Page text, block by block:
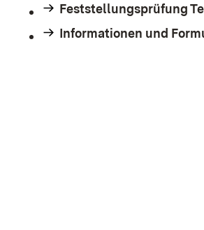
Feststellungsprüfung
Informationen und